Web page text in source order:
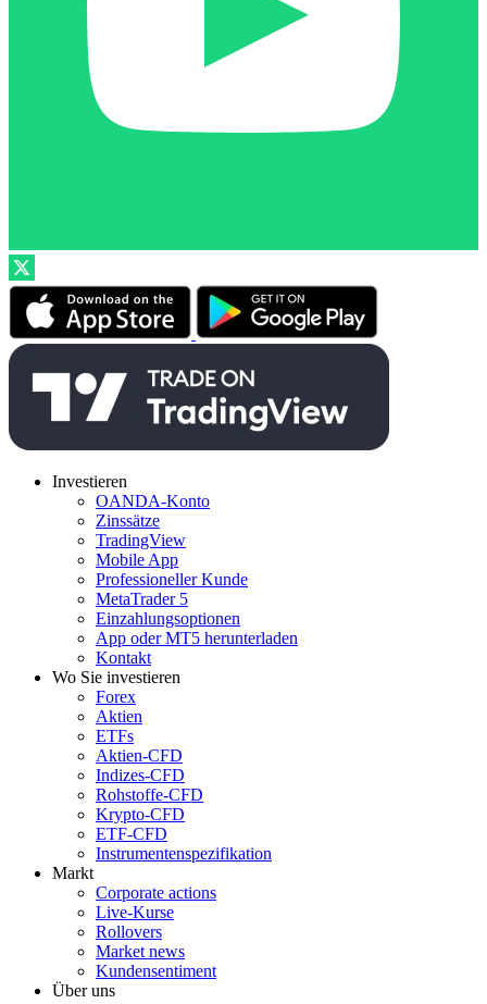
Investieren
OANDA-Konto
Zinssätze
TradingView
Mobile App
Professioneller Kunde
MetaTrader 5
Einzahlungsoptionen
App oder MT5 herunterladen
Kontakt
Wo Sie investieren
Forex
Aktien
ETFs
Aktien-CFD
Indizes-CFD
Rohstoffe-CFD
Krypto-CFD
ETF-CFD
Instrumentenspezifikation
Markt
Corporate actions
Live-Kurse
Rollovers
Market news
Kundensentiment
Über uns